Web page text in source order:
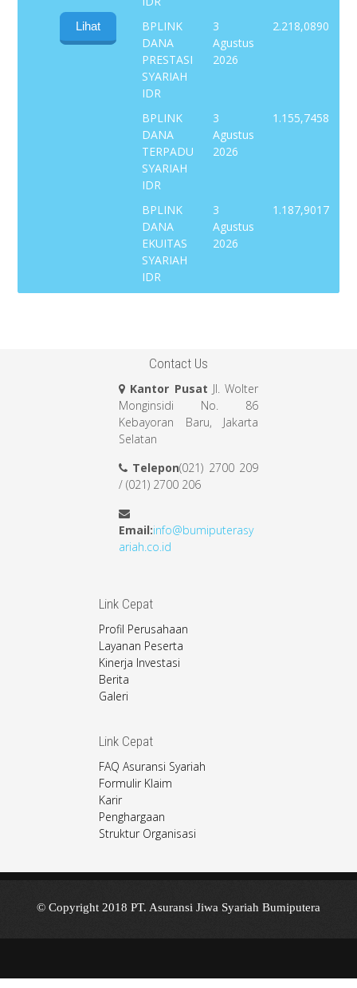
Lihat
BPLINK
DANA
PRESTASI
SYARIAH
IDR
3
Agustus
2026
2.218,0890
BPLINK
DANA
TERPADU
SYARIAH
IDR
3
Agustus
2026
1.155,7458
BPLINK
DANA
EKUITAS
SYARIAH
IDR
3
Agustus
2026
1.187,9017
Contact Us
Kantor Pusat Jl. Wolter
Monginsidi No. 86
Kebayoran Baru, Jakarta
Selatan
Telepon(021) 2700 209
/ (021) 2700 206
Email:info@bumiputerasy
ariah.co.id
Link Cepat
Profil Perusahaan
Layanan Peserta
Kinerja Investasi
Berita
Galeri
Link Cepat
FAQ Asuransi Syariah
Formulir Klaim
Karir
Penghargaan
Struktur Organisasi
© Copyright 2018 PT. Asuransi Jiwa Syariah Bumiputera